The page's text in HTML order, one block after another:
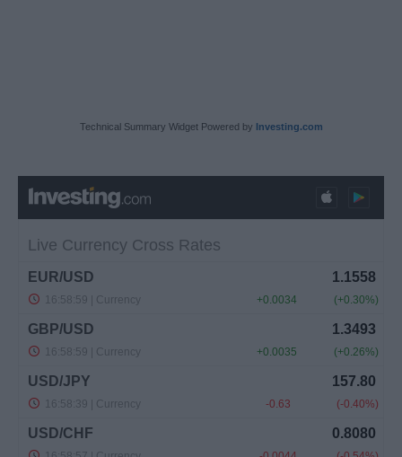
Technical Summary Widget Powered by Investing.com